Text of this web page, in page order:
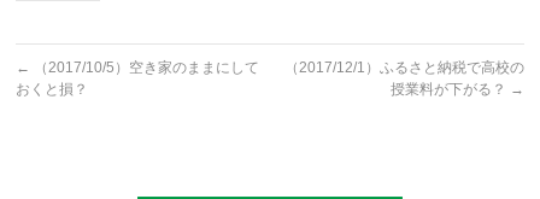
←
（2017/10/5）空き家のままにして
おくと損？
（2017/12/1）ふるさと納税で高校の
授業料が下がる？ →